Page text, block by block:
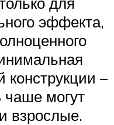
эффекта,
конструкции –
могут
взрослые.